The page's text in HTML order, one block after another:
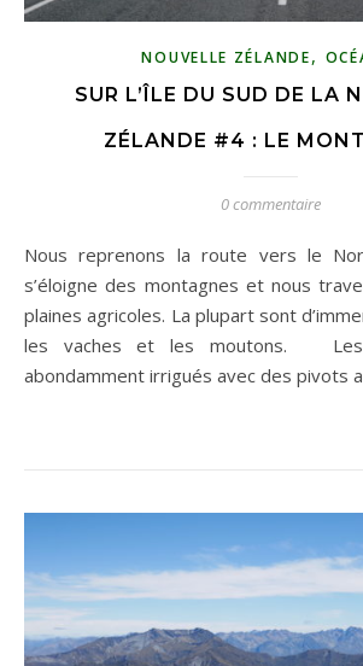
NOUVELLE ZÉLANDE,
SUR L’ÎLE DU SUD DE LA
ZÉLANDE #4 : LE
0 commentaire
Nous reprenons la route vers le Nord Est. L’itinéraire
s’éloigne des montagnes et nous
plaines agricoles. La plupart sont
les vaches et les moutons. Les
abondamment irrigués avec des pivots